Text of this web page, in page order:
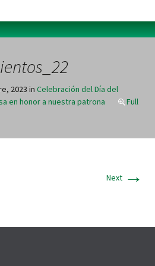
2023 in Celebración del Día del
en honor a nuestra patrona
Full
Next →